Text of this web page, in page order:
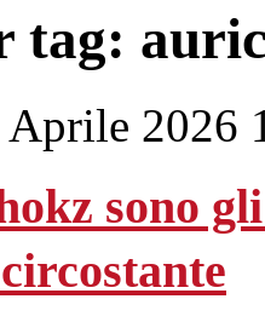
tag:
Aprile 2026
sono